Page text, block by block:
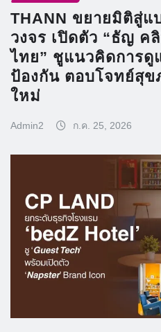
THANN ขยายมิติสู่แ
วงจร เปิดตัว “ธัญ ค
ไทย” ชูแนวคิดการดู
ป้องกัน ตอบโจทย์สุข
ใหม่
Admin2 ก.ค. 25, 2026